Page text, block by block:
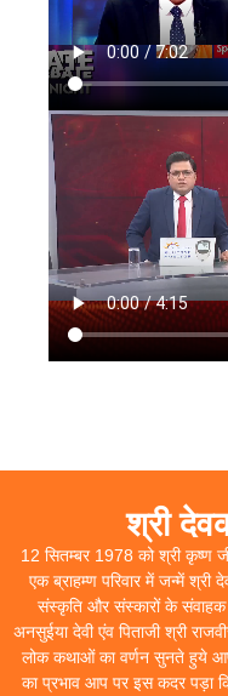
श्री
12 सितम्बर 1978 को श्री कृष्ण
एक ब्राहम्ण परिवार में जन्में श्री
संस्कृति और संस्कारों के संवाहक
अनसुईया देवी एंव पिताजी श्री
लोक कथाओं का वर्णन सुनते हुये
का प्रभाव आप पर इस कदर पड़ा कि